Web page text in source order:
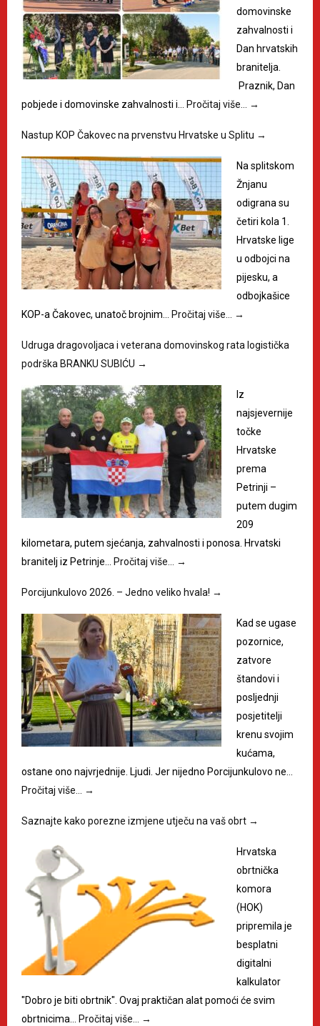
domovinske
zahvalnosti i
Dan hrvatskih
branitelja.
Praznik, Dan
pobjede i domovinske zahvalnosti i…
Pročitaj više… →
Nastup KOP Čakovec na prvenstvu Hrvatske u Splitu →
Na splitskom
Žnjanu
odigrana su
četiri kola 1.
Hrvatske lige
u odbojci na
pijesku, a
odbojkašice
KOP-a Čakovec, unatoč brojnim…
Pročitaj više… →
Udruga dragovoljaca i veterana domovinskog rata logistička
podrška BRANKU SUBIĆU →
Iz
najsjevernije
točke
Hrvatske
prema
Petrinji –
putem dugim
209
kilometara, putem sjećanja, zahvalnosti i ponosa. Hrvatski
branitelj iz Petrinje…
Pročitaj više… →
Porcijunkulovo 2026. – Jedno veliko hvala! →
Kad se ugase
pozornice,
zatvore
štandovi i
posljednji
posjetitelji
krenu svojim
kućama,
ostane ono najvrjednije. Ljudi. Jer nijedno Porcijunkulovo ne…
Pročitaj više…
→
Saznajte kako porezne izmjene utječu na vaš obrt →
Hrvatska
obrtnička
komora
(HOK)
pripremila je
besplatni
digitalni
kalkulator
"Dobro je biti obrtnik". Ovaj praktičan alat pomoći će svim
obrtnicima…
Pročitaj više… →